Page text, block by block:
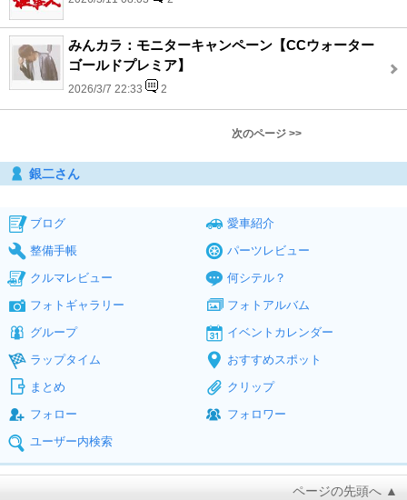
みんカラ：モニターキャンペーン【CCウォーター
ゴールドプレミア】
2026/3/7 22:33 2
次のページ >>
銀二さん
ブログ
愛車紹介
整備手帳
パーツレビュー
クルマレビュー
何シテル？
フォトギャラリー
フォトアルバム
グループ
イベントカレンダー
ラップタイム
おすすめスポット
まとめ
クリップ
フォロー
フォロワー
ユーザー内検索
ページの先頭へ ▲